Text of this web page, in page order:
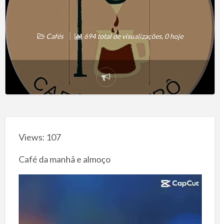
Cafés 694 total de visualizações, 0 hoje
Reportar
problema
Views: 107
Café da manhã e almoço